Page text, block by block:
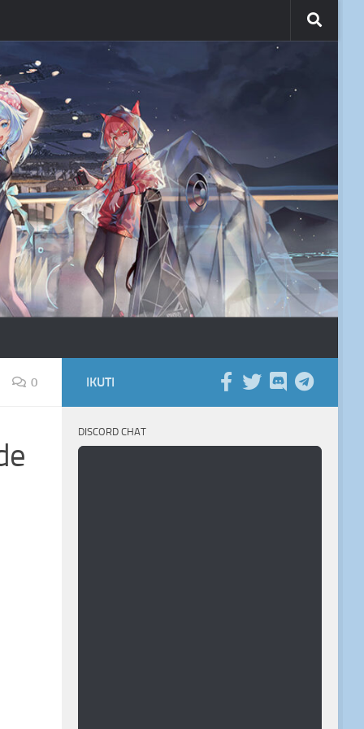
0 IKUTI
DISCORD CHAT